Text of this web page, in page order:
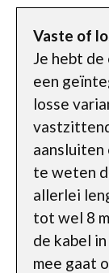
Vaste of
Je hebt
een
losse
aansluiten
te weten
allerlei
tot wel 8
de kabel
mee gaat